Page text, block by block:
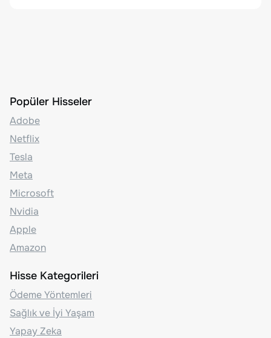
Popüler Hisseler
Adobe
Netflix
Tesla
Meta
Microsoft
Nvidia
Apple
Amazon
Hisse Kategorileri
Ödeme Yöntemleri
Sağlık ve İyi Yaşam
Yapay Zeka